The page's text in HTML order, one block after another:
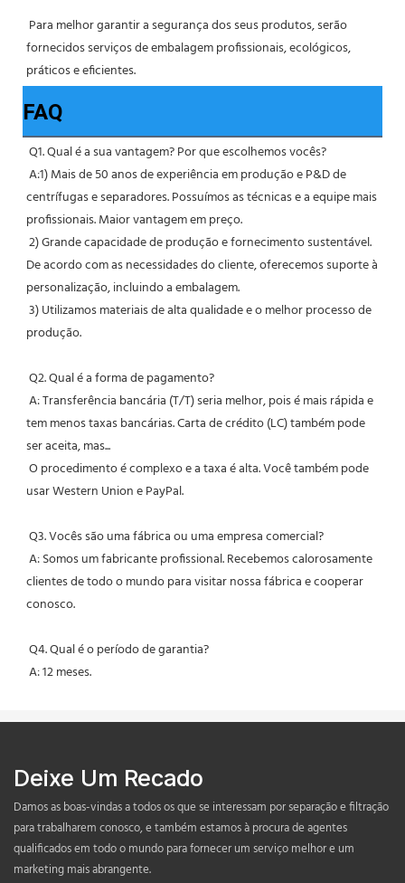
fornecidos serviços de embalagem profissionais, ecológicos,
práticos e eficientes.
FAQ
Q1. Qual é a sua vantagem? Por que escolhemos vocês?
centrífugas e separadores. Possuímos as técnicas e a equipe mais
profissionais. Maior vantagem em preço.
De acordo com as necessidades do cliente, oferecemos suporte à
personalização, incluindo a embalagem.
produção.
Q2. Qual é a forma de pagamento?
tem menos taxas bancárias. Carta de crédito (LC) também pode
ser aceita, mas...
usar Western Union e PayPal.
Q3. Vocês são uma fábrica ou uma empresa comercial?
clientes de todo o mundo para visitar nossa fábrica e cooperar
conosco.
Q4. Qual é o período de garantia?
A: 12 meses.
Deixe Um Recado
Damos as boas-vindas a todos os que se interessam por separação e filtração
para trabalharem conosco, e também estamos à procura de agentes
qualificados em todo o mundo para fornecer um serviço melhor e um
marketing mais abrangente.